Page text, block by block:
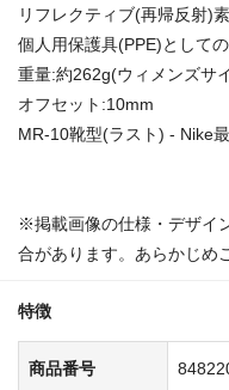
リフレクティブ(再帰反射)
個人用保護具(PPE)として
重量:約262g(ウィメンズサ
オフセット:10mm
MR-10靴型(ラスト) - Nike
※掲載画像の仕様・デザイ
合があります。あらかじめ
特徴
商品番号